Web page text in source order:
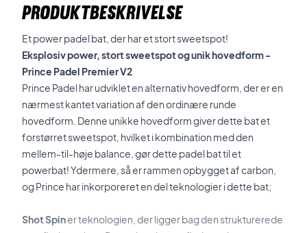
PRODUKTBESKRIVELSE
Et power padel bat, der har et stort sweetspot!
Eksplosiv power, stort sweetspot og unik hovedform -
Prince Padel Premier V2
Prince Padel har udviklet en alternativ hovedform, der er en
nærmest kantet variation af den ordinære runde
hovedform. Denne unikke hovedform giver dette bat et
forstørret sweetspot, hvilket i kombination med den
mellem-til-høje balance, gør dette padel bat til et
powerbat! Ydermere, så er rammen opbygget af carbon,
og Prince har inkorporeret en del teknologier i dette bat;
Shot Spiner teknologien, der ligger bag den strukturerede